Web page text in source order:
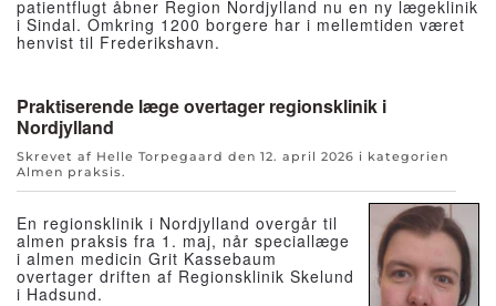
patientflugt åbner Region Nordjylland nu en ny lægeklinik
i Sindal. Omkring 1200 borgere har i mellemtiden været
henvist til Frederikshavn.
Praktiserende læge overtager regionsklinik i
Nordjylland
Skrevet af Helle Torpegaard den 12. april 2026 i kategorien
Almen praksis .
En regionsklinik i Nordjylland overgår til
almen praksis fra 1. maj, når speciallæge
i almen medicin Grit Kassebaum
overtager driften af Regionsklinik Skelund
i Hadsund.